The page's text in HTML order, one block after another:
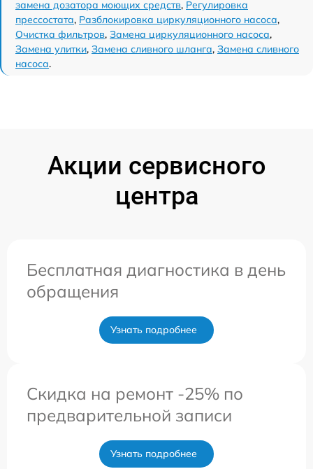
замена дозатора моющих средств, Регулировка
прессостата, Разблокировка циркуляционного насоса,
Очистка фильтров, Замена циркуляционного насоса,
Замена улитки, Замена сливного шланга, Замена сливного
насоса.
Акции сервисного
центра
Бесплатная диагностика в день
обращения
Узнать подробнее
Скидка на ремонт -25% по
предварительной записи
Узнать подробнее